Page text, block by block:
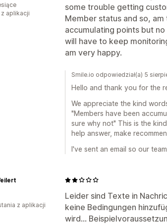
some trouble getting
Member status and so,
accumulating points but
will have to keep
am very happy.
aplikacji
Smile.io odpowiedział(a) 5
Hello and thank you for the
We appreciate the kind
"Members have been
sure why not" This is the
help answer, make
I've sent an email so our
Leider sind Texte in
keine Bedingungen
wird...
z aplikacji